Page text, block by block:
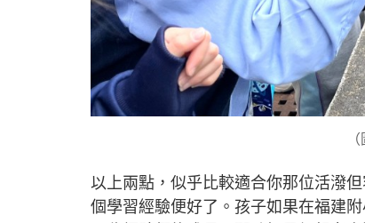
以上兩點，似乎比較適合你那位活潑
個學習經驗便好了。孩子如果在福建